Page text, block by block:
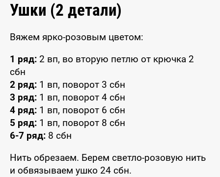
Ушки (2 детали)
Вяжем ярко-розовым цветом:
1 ряд: 2 вп, во вторую петлю от крючка 2
сбн
2 ряд: 1 вп, поворот 3 сбн
3 ряд: 1 вп, поворот 4 сбн
4 ряд: 1 вп, поворот 6 сбн
5 ряд: 1 вп, поворот 8 сбн
6-7 ряд: 8 сбн
Нить обрезаем. Берем светло-розовую нить
и обвязываем ушко 24 сбн.